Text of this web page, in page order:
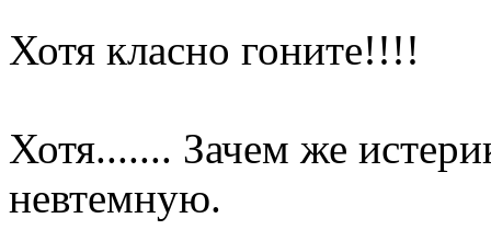
Хотя класно гоните!!!!
Хотя....... Зачем же
невтемную.